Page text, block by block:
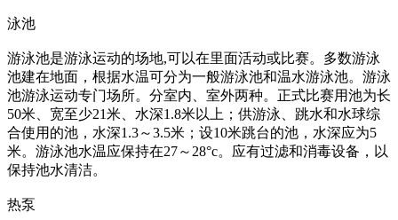
泳池
游泳池是游泳运动的场地,可以在里面活动或比赛。多数游泳
池建在地面，根据水温可分为一般游泳池和温水游泳池。游泳
池游泳运动专门场所。分室内、室外两种。正式比赛用池为长
50米、宽至少21米、水深1.8米以上；供游泳、跳水和水球综
合使用的池，水深1.3～3.5米；设10米跳台的池，水深应为5
米。游泳池水温应保持在27～28°c。应有过滤和消毒设备，以
保持池水清洁。
热泵